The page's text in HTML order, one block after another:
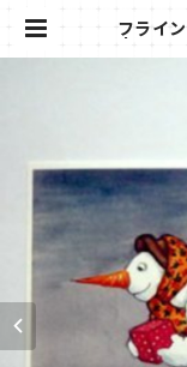
フライ